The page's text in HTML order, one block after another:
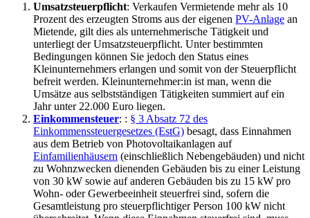
Umsatzsteuerpflicht: Verkaufen Vermietende mehr als 10
Prozent des erzeugten Stroms aus der eigenen PV-Anlage an
Mietende, gilt dies als unternehmerische Tätigkeit und
unterliegt der Umsatzsteuerpflicht. Unter bestimmten
Bedingungen können Sie jedoch den Status eines
Kleinunternehmers erlangen und somit von der Steuerpflicht
befreit werden. Kleinunternehmer:in ist man, wenn die
Umsätze aus selbstständigen Tätigkeiten summiert auf ein
Jahr unter 22.000 Euro liegen.
Einkommensteuer: : § 3 Absatz 72 des
Einkommenssteuergesetzes (EstG) besagt, dass Einnahmen
aus dem Betrieb von Photovoltaikanlagen auf
Einfamilienhäusern (einschließlich Nebengebäuden) und nicht
zu Wohnzwecken dienenden Gebäuden bis zu einer Leistung
von 30 kW sowie auf anderen Gebäuden bis zu 15 kW pro
Wohn- oder Gewerbeeinheit steuerfrei sind, sofern die
Gesamtleistung pro steuerpflichtiger Person 100 kW nicht